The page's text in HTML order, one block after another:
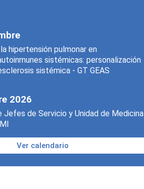
hipertensión pulmonar en
sistémicas: personalización
sistémica - GT GEAS
2026
Jefes de Servicio y Unidad de Medicina
Ver calendario